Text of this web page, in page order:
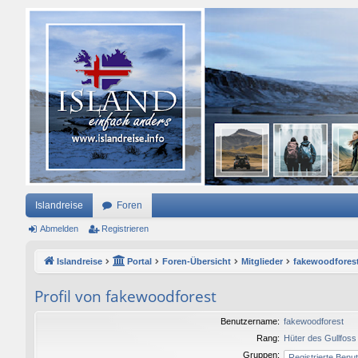
Islandreise Foren
Abmelden Registrieren
Islandreise Portal Foren-Übersicht Mitglieder
Profil von fakewoodforest
Benutzername: fakewoodforest
Rang: Hüter des Gullfoss
Gruppen: